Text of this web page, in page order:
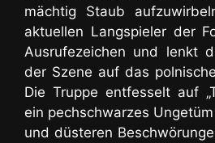
mächtig Staub
aktuellen Langspieler der
Ausrufezeichen und lenkt
der Szene auf das
Die Truppe entfesselt auf
ein pechschwarzes
und düsteren